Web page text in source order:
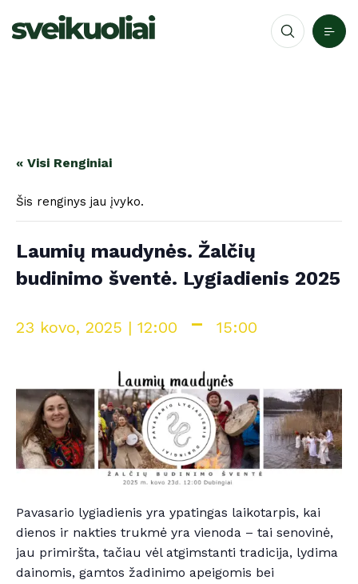
« Visi Renginiai
Šis renginys jau įvyko.
Laumių maudynės. Žalčių
budinimo šventė. Lygiadienis 2025
23 kovo, 2025 | 12:00 - 15:00
Pavasario lygiadienis yra ypatingas laikotarpis, kai
dienos ir nakties trukmė yra vienoda – tai senovinė,
jau primiršta, tačiau vėl atgimstanti tradicija, lydima
dainomis, gamtos žadinimo apeigomis bei